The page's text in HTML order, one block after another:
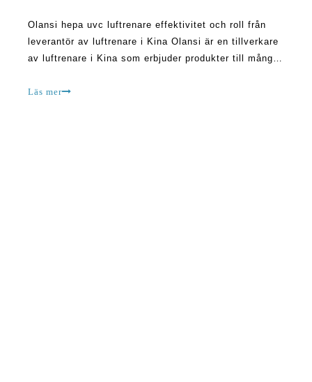
Olansi hepa uvc luftrenare effektivitet och roll från
leverantör av luftrenare i Kina Olansi är en tillverkare
av luftrenare i Kina som erbjuder produkter till många
att tillhandahålla de bästa tjänsterna och produkterna
Läs mer